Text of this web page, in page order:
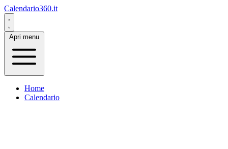
Calendario360.it
Apri menu
Home
Calendario